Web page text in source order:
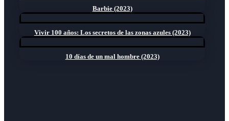
Barbie (2023)
Vivir 100 años: Los secretos de las zonas azules (2023)
10 días de un mal hombre (2023)